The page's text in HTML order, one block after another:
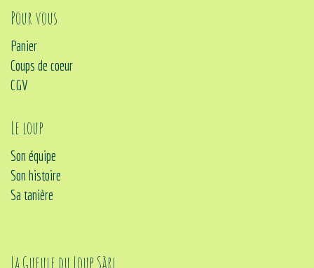
Pour vous
Panier
Coups de coeur
CGV
Le loup
Son équipe
Son histoire
Sa tanière
La Gueule du Loup Sàrl